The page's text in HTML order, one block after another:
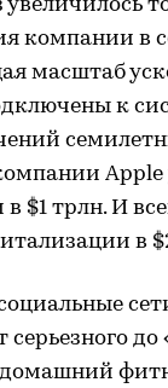
увеличилось
компании в
масштаб
к
Apple
$1 трлн. И
в
серьезного